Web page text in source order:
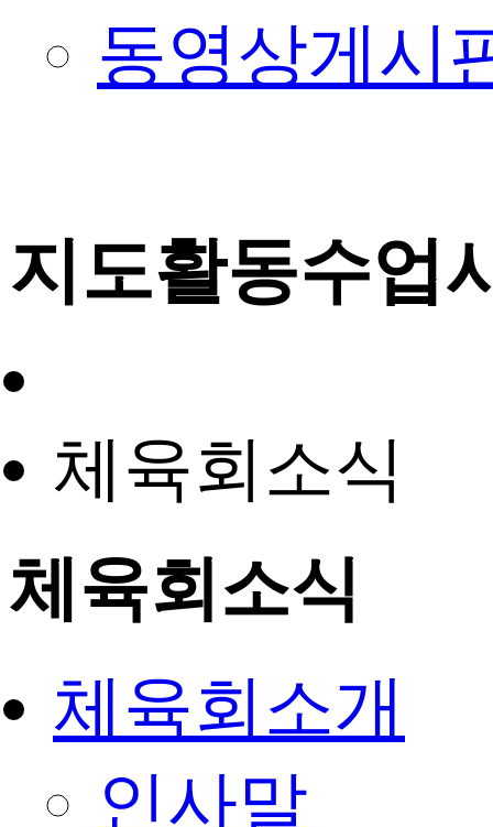
동영상게시
지도활동수업
체육회소식
체육회소식
체육회소개
인사말